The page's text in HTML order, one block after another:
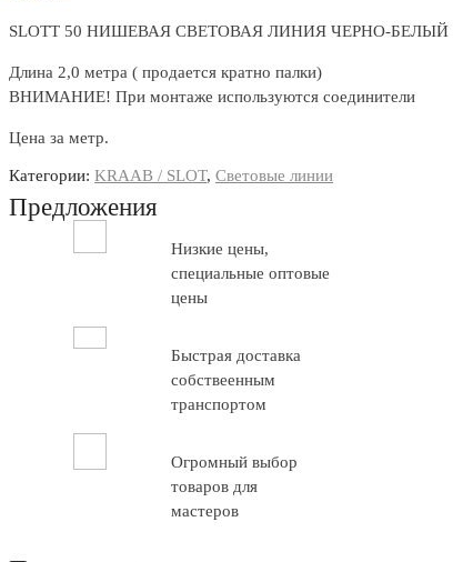
SLOTT 50 НИШЕВАЯ СВЕТОВАЯ ЛИНИЯ ЧЕРНО-БЕЛЫЙ
Длина 2,0 метра ( продается кратно палки)
ВНИМАНИЕ! При монтаже используются соединители
Цена за метр.
Категории: KRAAB / SLOT, Световые линии
Предложения
Низкие цены,
специальные оптовые
цены
Быстрая доставка
собствеенным
транспортом
Огромный выбор
товаров для
мастеров